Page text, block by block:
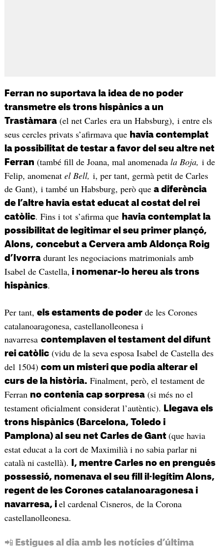
Ferran no suportava la idea de no poder
transmetre els trons hispànics a un
Trastàmara(el net Carles era un Habsburg), i entre els
seus cercles privats s’afirmava que havia contemplat
la possibilitat de testar a favor del seu altre net
Ferran (també fill de Joana, mal anomenada la Boja, i de
Felip, anomenat el Bell, i, per tant, germà petit de Carles
de Gant), i també un Habsburg, però que a diferència
de l’altre havia estat educat al costat del rei
catòlic. Fins i tot s’afirma que havia contemplat la
possibilitat de legitimar el seu primer plançó,
Alons, concebut a Cervera amb Aldonça Roig
d’Ivorradurant les negociacions matrimonials amb
Isabel de Castella, i nomenar-lo hereu als trons
hispànics.
Per tant, els estaments de poderde les Corones
catalanoaragonesa, castellanolleonesa i
navarresa contemplaven el testament del difunt
rei catòlic(vidu de la seva esposa Isabel de Castella des
del 1504) com un misteri que podia alterar el
curs de la història. Finalment, però, el testament de
Ferran no contenia cap sorpresa(si més no el
testament oficialment considerat l’autèntic).
Llegava els
trons hispànics (Barcelona, Toledo i
Pamplona) al seu net Carles de Gant (que havia
estat educat a la cort de Maximilià i no sabia parlar ni
català ni castellà).
I, mentre Carles no en prengués
possessió, nomenava el seu fill il·legítim Alons,
regent de les Corones catalanoaragonesa i
navarresa, i el cardenal Cisneros, de la Corona
castellanolleonesa.
📲 Estigues al dia amb les notícies d’última